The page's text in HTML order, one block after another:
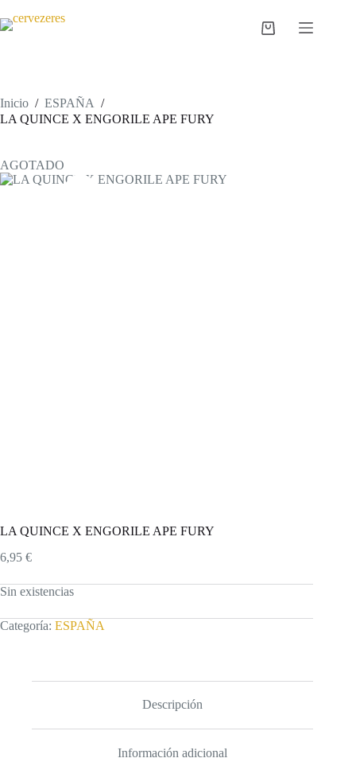
al
contenido
Carro
Inicio / ESPAÑA /
LA QUINCE X ENGORILE APE FURY
AGOTADO
LA QUINCE X ENGORILE APE FURY
6,95 €
Sin existencias
Categoría: ESPAÑA
Descripción
Información adicional